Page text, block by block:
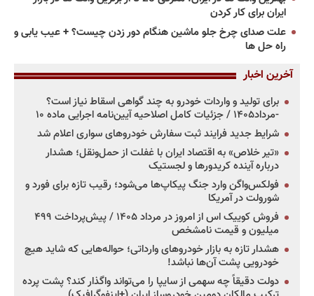
ایران برای کار کردن
علت صدای چرخ جلو ماشین هنگام دور زدن چیست؟ + عیب یابی و
راه حل ها
آخرین اخبار
برای تولید و واردات خودرو به چند گواهی اسقاط نیاز است؟
-مرداد۱۴۰۵ / جزئیات کامل اصلاحیه آیین‌نامه اجرایی ماده ۱۰
شرایط جدید فرایند ثبت سفارش خودروهای سواری اعلام شد
«تیر خلاص» به اقتصاد ایران با غفلت از حمل‌ونقل؛ هشدار
درباره آینده کریدورها و لجستیک
فولکس‌واگن وارد جنگ پیکاپ‌ها می‌شود؛ رقیب تازه برای فورد و
شورولت در آمریکا
فروش کوییک اس از امروز در مرداد ۱۴۰۵ / پیش‌پرداخت ۴۹۹
میلیون و قیمت نامشخص
هشدار تازه به بازار خودروهای وارداتی؛ حواله‌هایی که شاید هیچ
خودرویی پشت آن‌ها نباشد!
دولت دقیقاً چه سهمی از سایپا را می‌تواند واگذار کند؟ پشت پرده